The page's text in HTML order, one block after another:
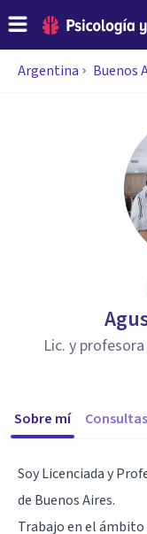
Argentina Buenos
Lic. y
Sobre mí Consultas
Soy Licenciada y
de Buenos Aires.
Trabajo en el ámbito